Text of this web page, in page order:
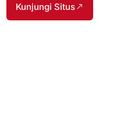
Kunjungi Situs